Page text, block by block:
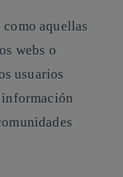
aquellas
webs o
usuarios
información